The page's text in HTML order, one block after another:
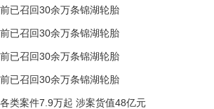
已召回30余万条锦湖轮胎
已召回30余万条锦湖轮胎
已召回30余万条锦湖轮胎
已召回30余万条锦湖轮胎
类案件7.9万起 涉案货值48亿元